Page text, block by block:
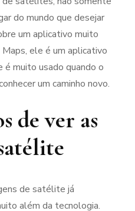
do mundo que desejar
um aplicativo muito
ele é um aplicativo
é muito usado quando o
um caminho novo.
de ver as
de satélite já
além da tecnologia.